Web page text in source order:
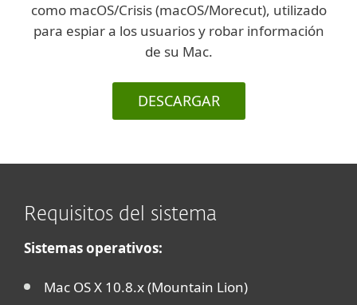
como macOS/Crisis (macOS/Morecut), utilizado
para espiar a los usuarios y robar información
de su Mac.
DESCARGAR
Requisitos del sistema
Sistemas operativos:
Mac OS X 10.8.x (Mountain Lion)